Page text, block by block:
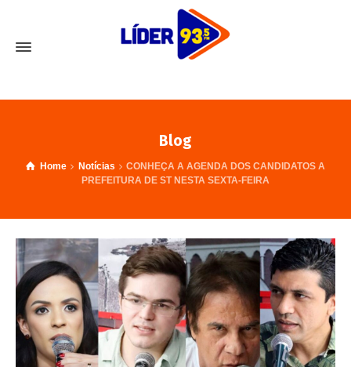
Blog
Home Notícias
CONHEÇA A AGENDA DOS CANDIDATOS A
PREFEITURA DE ST NESTA SEXTA-FEIRA